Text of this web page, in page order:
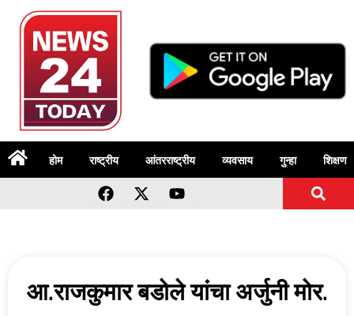
होम राष्ट्रीय आंतरराष्ट्रीय व्यवसाय गुन्हा शिक्षण
आ.राजकुमार बडोले यांचा अर्जुनी मोर.